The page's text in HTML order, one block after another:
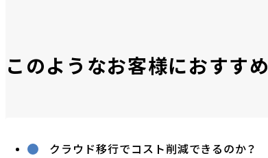
このようなお客様におすすめ
クラウド移行でコスト削減できるのか？